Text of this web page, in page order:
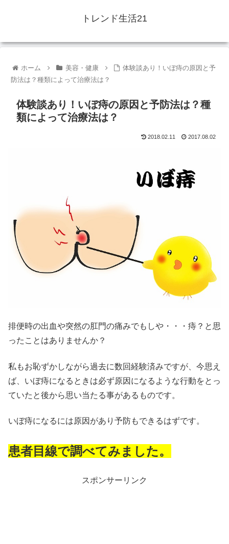
トレンド生活21
ホーム 美容・健康
体験談あり！いぼ痔の原因と予
防法は？種類によって治療法は？
体験談あり！いぼ痔の原因と予防法は？種
類によって治療法は？
2018.02.11 2017.08.02
排便時の出血や突然の肛門の痛みでもしや・・・痔？と思
ったことはありませんか？
私もお恥ずかしながら過去に数回経験済みですが、今思え
ば、いぼ痔になるときは必ず原因になるような行動をとっ
ていたと後から思い当たる事があるものです。
いぼ痔になるには原因があり予防もできるはずです。
患者目線で調べてみました。
スポンサーリンク